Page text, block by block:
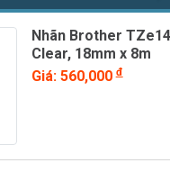
Nhãn Brother
Clear, 18mm x 8m
Giá: 560,000đ